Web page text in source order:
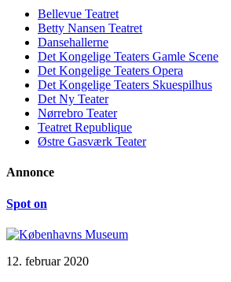
Bellevue Teatret
Betty Nansen Teatret
Dansehallerne
Det Kongelige Teaters Gamle Scene
Det Kongelige Teaters Opera
Det Kongelige Teaters Skuespilhus
Det Ny Teater
Nørrebro Teater
Teatret Republique
Østre Gasværk Teater
Annonce
Spot on
12. februar 2020